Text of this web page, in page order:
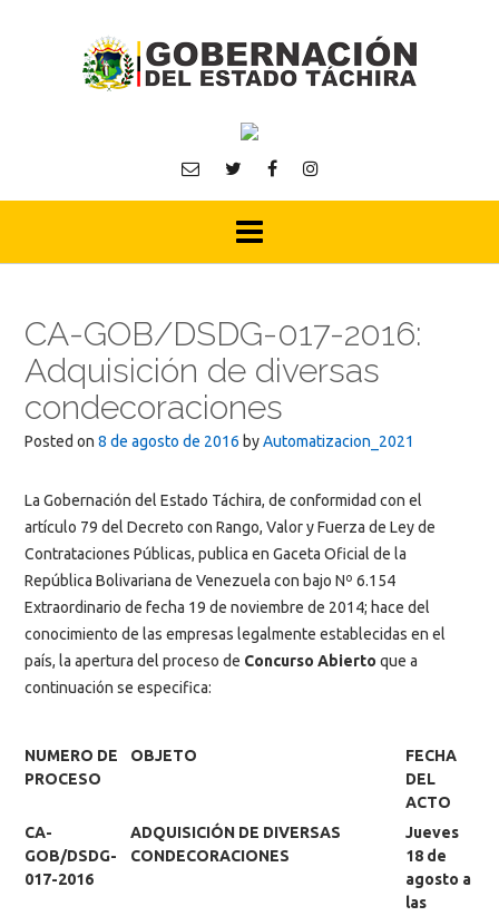
CA-GOB/DSDG-017-2016:
Adquisición de diversas
condecoraciones
Posted on 8 de agosto de 2016 byAutomatizacion_2021
La Gobernación del Estado Táchira, de conformidad con el
artículo 79 del Decreto con Rango, Valor y Fuerza de Ley de
Contrataciones Públicas, publica en Gaceta Oficial de la
República Bolivariana de Venezuela con bajo Nº 6.154
Extraordinario de fecha 19 de noviembre de 2014; hace del
conocimiento de las empresas legalmente establecidas en el
país, la apertura del proceso de Concurso Abierto que a
continuación se especifica:
NUMERO DE
PROCESO
OBJETO
FECHA
DEL
ACTO
CA-
GOB/DSDG-
017-2016
ADQUISICIÓN DE DIVERSAS
CONDECORACIONES
Jueves
18 de
agosto a
las